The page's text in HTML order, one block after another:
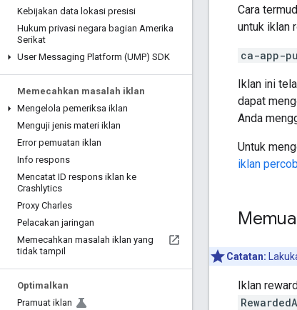
Kebijakan data lokasi presisi
Hukum privasi negara bagian Amerika
Serikat
User Messaging Platform (UMP) SDK
Memecahkan masalah iklan
Mengelola pemeriksa iklan
Menguji jenis materi iklan
Error pemuatan iklan
Info respons
Mencatat ID respons iklan ke
Crashlytics
Proxy Charles
Pelacakan jaringan
Memecahkan masalah iklan yang
tidak tampil
Optimalkan
Pramuat iklan
Cara
untuk iklan
ca-app-
Iklan ini
dapat
Anda
Untuk
iklan
Catatan:
Iklan